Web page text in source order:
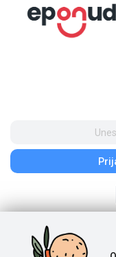
Poštovani posetioci, cene